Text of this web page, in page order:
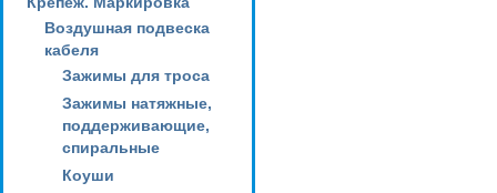
Воздушная подвеска
кабеля
Зажимы для троса
Зажимы натяжные,
поддерживающие,
спиральные
Коуши